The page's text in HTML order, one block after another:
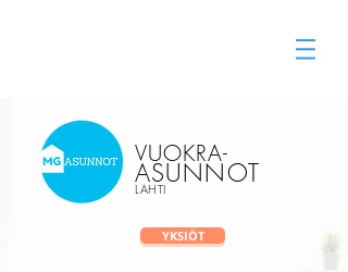
VUOKRA-
ASUNNOT
LAHTI
YKSIÖT